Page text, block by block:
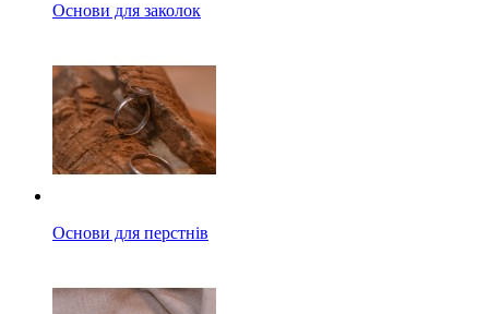
Основи для заколок
Основи для перстнів